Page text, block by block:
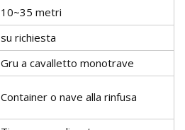
10~35 metri
su richiesta
Gru a cavalletto monotrave
Container o nave alla rinfusa